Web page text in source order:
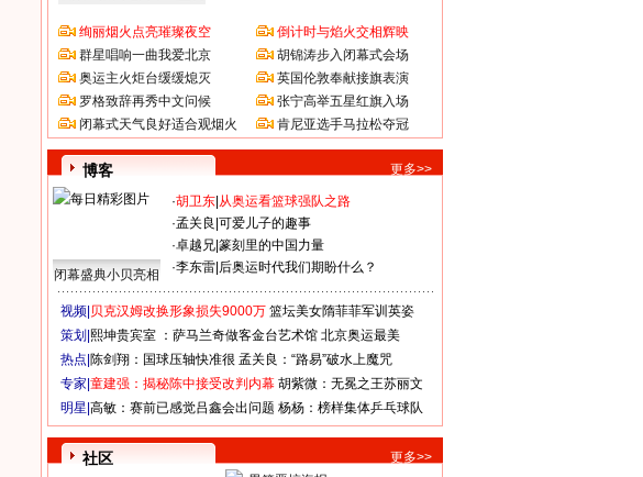
绚丽烟火点亮璀璨夜空
群星唱响一曲我爱北京
奥运主火炬台缓缓熄灭
罗格致辞再秀中文问候
闭幕式天气良好适合观烟火
倒计时与焰火交相辉映
胡锦涛步入闭幕式会场
英国伦敦奉献接旗表演
张宁高举五星红旗入场
肯尼亚选手马拉松夺冠
博客 更多>>
闭幕盛典小贝亮相
·胡卫东 从奥运看篮球强队之路
·孟关良 可爱儿子的趣事
·卓越兄 篆刻里的中国力量
·李东雷 后奥运时代我们期盼什么？
视频| 贝克汉姆改换形象损失9000万 篮坛美女隋菲菲军训英姿
策划| 熙坤贵宾室 ：萨马兰奇做客金台艺术馆 北京奥运最美
热点| 陈剑翔：国球压轴快准很 孟关良：“路易”破水上魔咒
专家| 童建强：揭秘陈中接受改判内幕 胡紫微：无冕之王苏丽文
明星| 高敏：赛前已感觉吕鑫会出问题 杨杨：榜样集体乒乓球队
社区 更多>>